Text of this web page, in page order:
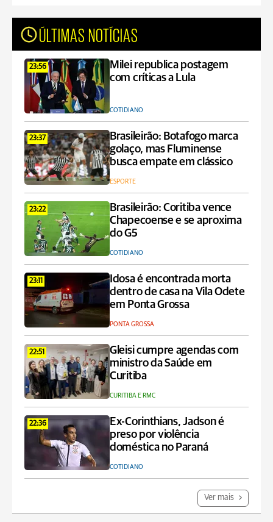
ÚLTIMAS NOTÍCIAS
23:56
Milei republica postagem
com críticas a Lula
COTIDIANO
23:37
Brasileirão: Botafogo marca
golaço, mas Fluminense
busca empate em clássico
ESPORTE
23:22
Brasileirão: Coritiba vence
Chapecoense e se aproxima
do G5
COTIDIANO
23:11
Idosa é encontrada morta
dentro de casa na Vila Odete
em Ponta Grossa
PONTA GROSSA
22:51
Gleisi cumpre agendas com
ministro da Saúde em
Curitiba
CURITIBA E RMC
22:36
Ex-Corinthians, Jadson é
preso por violência
doméstica no Paraná
COTIDIANO
Ver mais